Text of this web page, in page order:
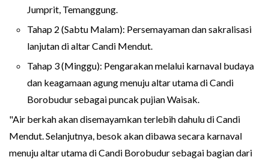
Jumprit, Temanggung.
Tahap 2 (Sabtu Malam): Persemayaman dan sakralisasi
lanjutan di altar Candi Mendut.
Tahap 3 (Minggu): Pengarakan melalui karnaval budaya
dan keagamaan agung menuju altar utama di Candi
Borobudur sebagai puncak pujian Waisak.
"Air berkah akan disemayamkan terlebih dahulu di Candi
Mendut. Selanjutnya, besok akan dibawa secara karnaval
menuju altar utama di Candi Borobudur sebagai bagian dari